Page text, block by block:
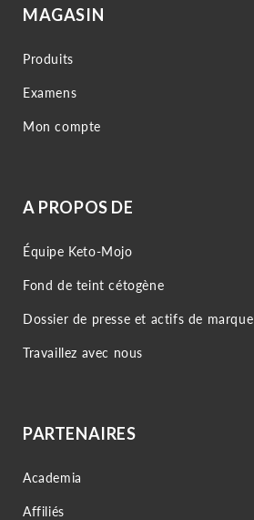
MAGASIN
Produits
Examens
Mon compte
A PROPOS DE
Équipe Keto-Mojo
Fond de teint cétogène
Dossier de presse et actifs de marque
Travaillez avec nous
PARTENAIRES
Academia
Affiliés